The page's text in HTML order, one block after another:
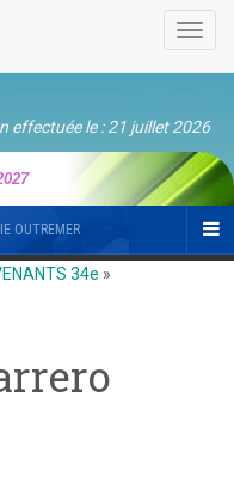
effectuée le : 21 juillet 2026
OUTREMER
34e »